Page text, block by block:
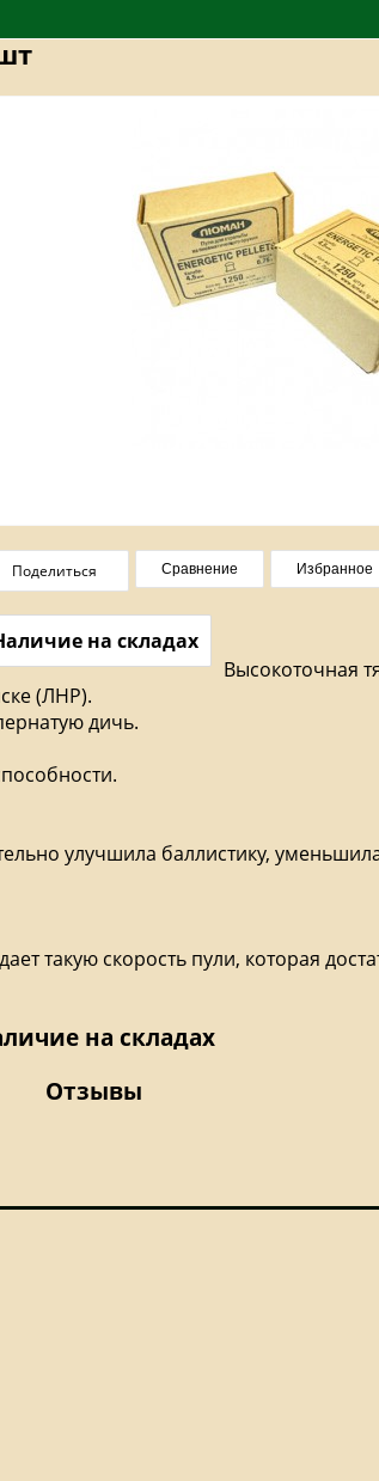
Поделиться Сравнение Избранное
на складах
Высокоточная
(ЛНР).
дичь.
улучшила баллистику,
такую скорость пули, которая
на складах
Отзывы